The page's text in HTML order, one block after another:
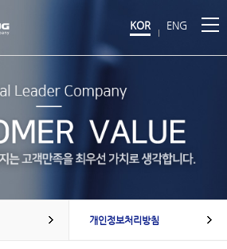
KOR ENG
개인정보처리방침